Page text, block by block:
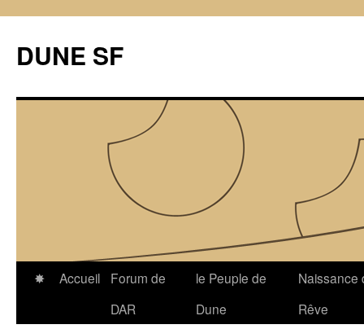
content
DUNE SF
✸ Accueil
Forum de
DAR
le Peuple de
Dune
Naissance
Rêve